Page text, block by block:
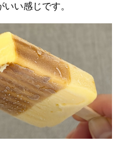
い感じです。